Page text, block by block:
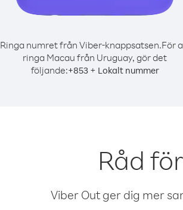
Ringa numret från Viber-knappsatsen.För
ringa Macau från Uruguay, gör det
följande:+853+ Lokalt nummer
Råd
Viber Out ger dig mer